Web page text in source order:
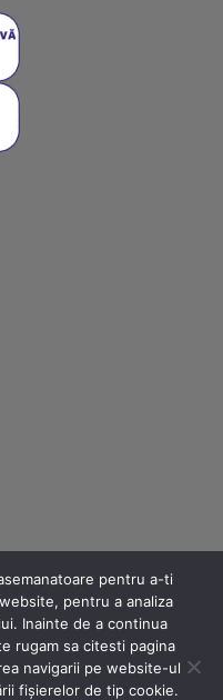
dul Dacia, nr.18, bl.
pentru a-ti
pentru a analiza
Inainte de a continua
rugam sa citesti pagina
navigarii pe website-ul
fișierelor de tip cookie.